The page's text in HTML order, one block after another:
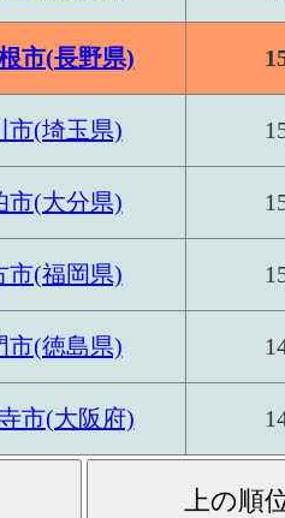
市(長野県)
市(埼玉県)
市(大分県)
市(福岡県)
市(徳島県)
市(大阪府)